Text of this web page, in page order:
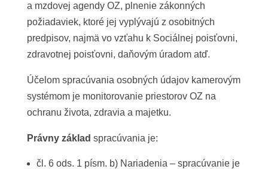
a mzdovej agendy OZ, plnenie zákonných
požiadaviek, ktoré jej vyplývajú z osobitných
predpisov, najmä vo vzťahu k Sociálnej poisťovni,
zdravotnej poisťovni, daňovým úradom atď.
Účelom spracúvania osobných údajov kamerovým
systémom je monitorovanie priestorov OZ na
ochranu života, zdravia a majetku.
Právny základ spracúvania je:
čl. 6 ods. 1 písm. b) Nariadenia – spracúvanie je